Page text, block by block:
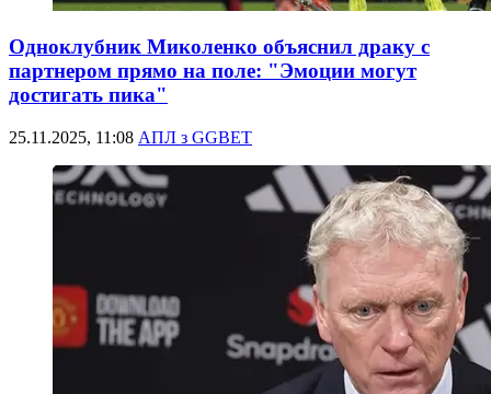
Одноклубник Миколенко объяснил драку с
партнером прямо на поле: "Эмоции могут
достигать пика"
25.11.2025, 11:08 АПЛ з GGBET